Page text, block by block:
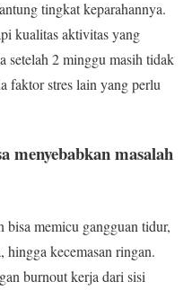
tingkat keparahannya.
kualitas aktivitas yang
setelah 2 minggu masih tidak
faktor stres lain yang perlu
menyebabkan masalah
memicu gangguan tidur,
hingga kecemasan ringan.
burnout kerja dari sisi